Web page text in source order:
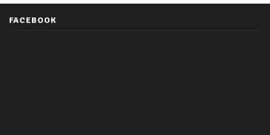
FACEBOOK